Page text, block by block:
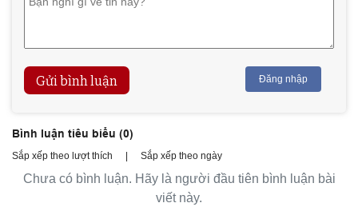
Gửi bình luận Đăng nhập
Bình luận tiêu biểu (0)
Sắp xếp theo lượt thích | Sắp xếp theo ngày
Chưa có bình luận. Hãy là người đầu tiên bình luận bài
viết này.